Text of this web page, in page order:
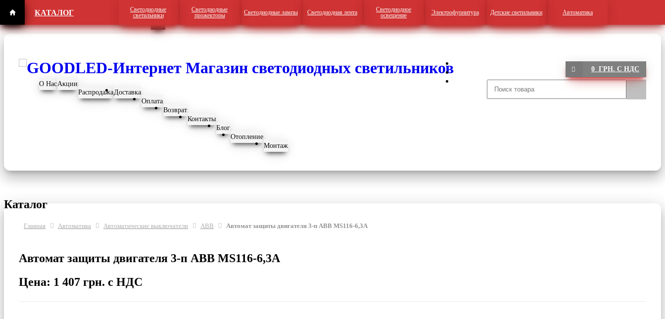
КАТАЛОГ
Светодиодные
светильники
Светодиодные
прожекторы
Светодиодные лампы Светодиодная лента
Светодиодное
освещение
Электрофурнитура Детские светильники Автоматика
Регистрация
0 ГРН. С НДС
О НасАкции
РаспродажаДоставка
Оплата
Возврат
Контакты
Блог
Отопление
Монтаж
Каталог
Главная Автоматика Автоматические выключатели ABB Автомат защиты двигателя 3-п ABB MS116-6,3А
Автомат защиты двигателя 3-п ABB MS116-6,3А
Цена: 1 407 грн. с НДС